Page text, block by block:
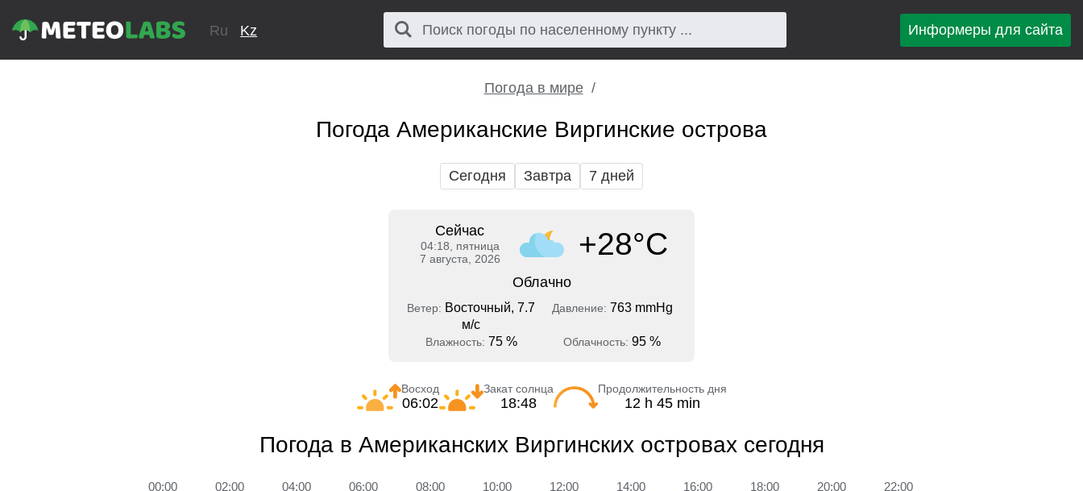
Ru Kz Информеры для сайта
Погода в мире
Погода Американские Виргинские острова
Сегодня Завтра 7 дней
Сейчас
04:18, пятница
7 августа, 2026
+28°C
Облачно
Ветер: Восточный, 7.7
м/с
Давление: 763 mmHg
Влажность: 75 % Облачность: 95 %
Восход
06:02
Закат солнца
18:48
Продолжительность дня
12 h 45 min
Погода в Американских Виргинских островах сегодня
00:00 02:00 04:00 06:00 08:00 10:00 12:00 14:00 16:00 18:00 20:00 22:00